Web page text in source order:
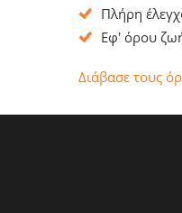
Πλήρη
Εφ' όρου
Διάβασε τους